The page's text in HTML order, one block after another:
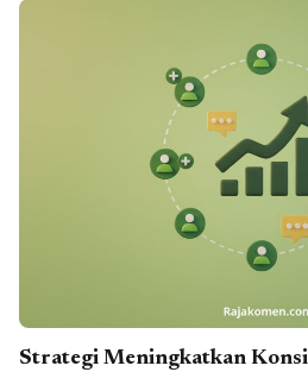
Strategi Meningkatkan